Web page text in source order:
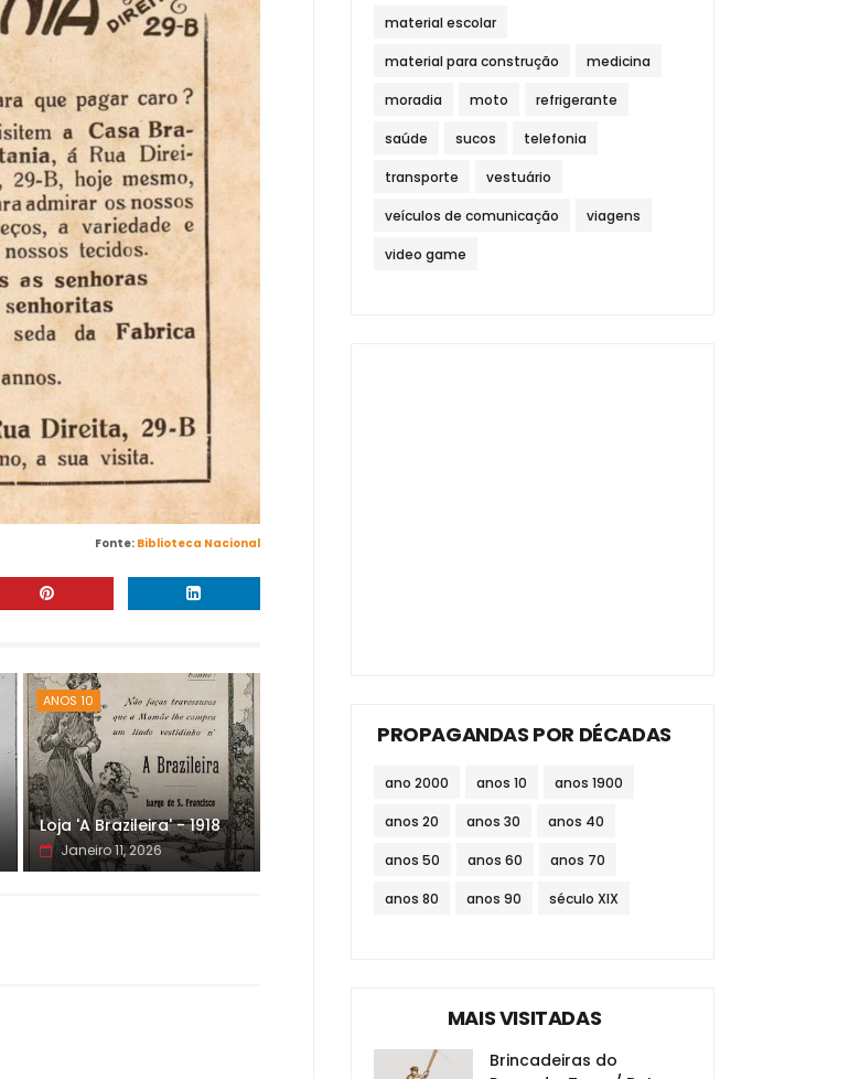
Fonte: Biblioteca Nacional
ANOS 10
Loja 'A Brazileira' - 1918
Janeiro 11, 2026
material escolar
material para construção medicina
moradia moto refrigerante
saúde sucos telefonia
transporte vestuário
veículos de comunicação viagens
video game
PROPAGANDAS POR DÉCADAS
ano 2000 anos 10 anos 1900
anos 20 anos 30 anos 40
anos 50 anos 60 anos 70
anos 80 anos 90 século XIX
MAIS VISITADAS
Brincadeiras do